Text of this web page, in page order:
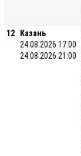
12
Казань
24.08.2026 17:00
24.08.2026 21:00